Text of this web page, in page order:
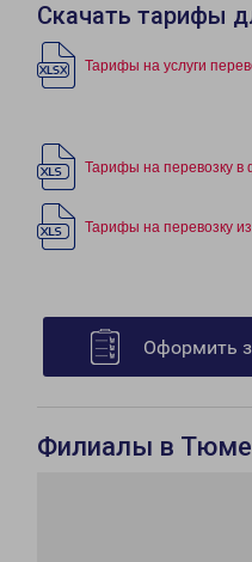
Скачать тарифы
Тарифы на услуги
Тарифы на перевозку в
Тарифы на перевозку
Оформить
Филиалы в